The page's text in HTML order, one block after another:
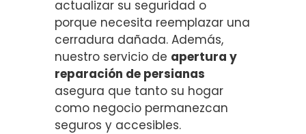
actualizar su seguridad o
porque necesita reemplazar una
cerradura dañada. Además,
nuestro servicio de apertura y
reparación de persianas
asegura que tanto su hogar
como negocio permanezcan
seguros y accesibles.